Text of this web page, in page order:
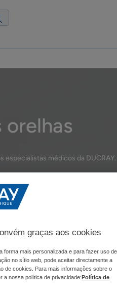
orelhas
especialistas médicos da DUCRAY.
costas, rosto, etc.
NAS ORELHAS?
nas orelhas causa
graças aos cookies
forma mais personalizada e para fazer uso de
no sítio web, pode aceitar directamente a
de cookies. Para mais informações sobre o
a nossa política de privacidade:Política de